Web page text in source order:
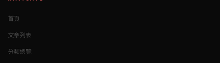
首頁
文章列表
分類總覽